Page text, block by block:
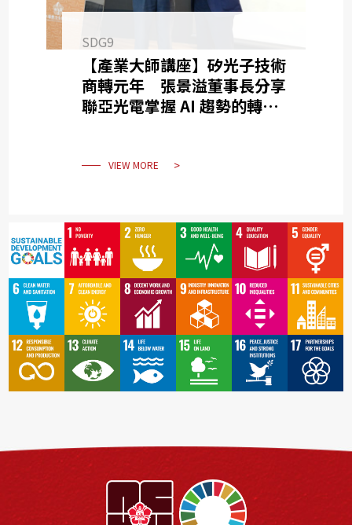
SDG9
【產業大師講座】矽光子技術
商轉元年 張景溢董事長分享
聯亞光電掌握 AI 趨勢的轉型
VIEW MORE